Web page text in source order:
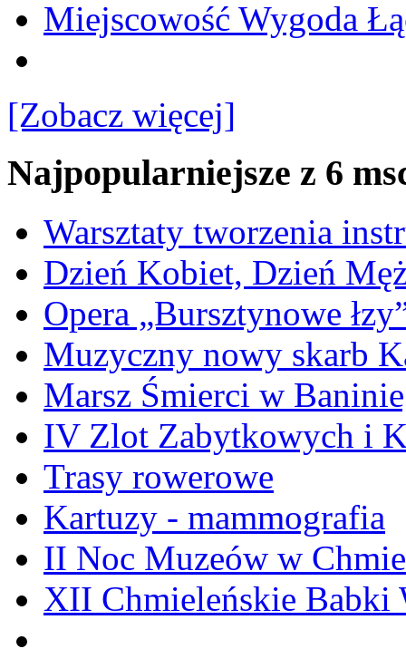
Miejscowość Wygoda
[Zobacz więcej]
Najpopularniejsze z 6
Warsztaty tworzenia
Dzień Kobiet, Dzień
Opera „Bursztynowe
Muzyczny nowy skarb
Marsz Śmierci w
IV Zlot Zabytkowych i
Trasy rowerowe
Kartuzy - mammografia
II Noc Muzeów w
XII Chmieleńskie Babki